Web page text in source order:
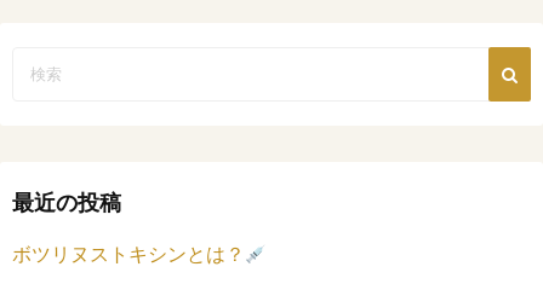
ペ
り
最近の投稿
ボツリヌストキシンとは？